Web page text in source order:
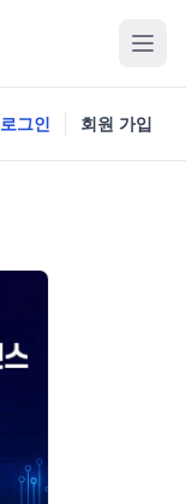
로그인 회원 가입